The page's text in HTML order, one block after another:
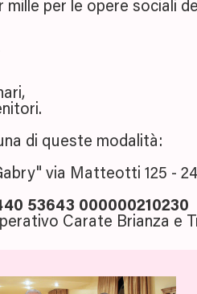
per le opere sociali
di queste modalità:
via Matteotti 125 -
53643 000000210230
Carate Brianza e